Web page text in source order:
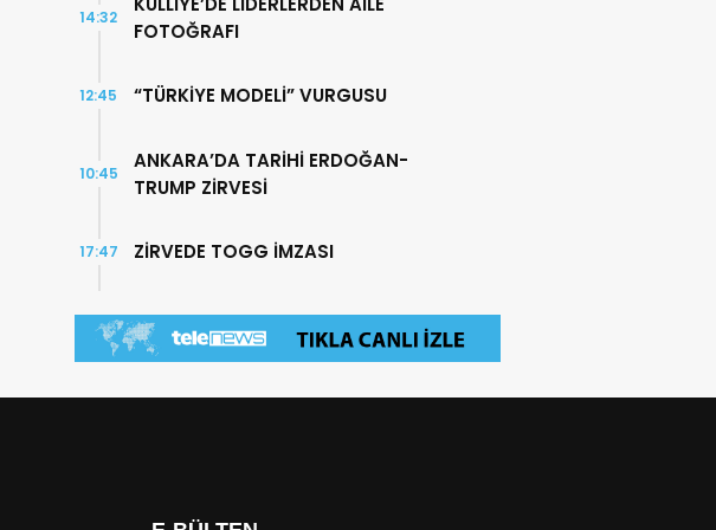
FOTOĞRAFI
14:32
“TÜRKİYE MODELİ” VURGUSU
12:45
ANKARA’DA TARİHİ ERDOĞAN-
TRUMP ZİRVESİ
10:45
ZİRVEDE TOGG İMZASI
17:47